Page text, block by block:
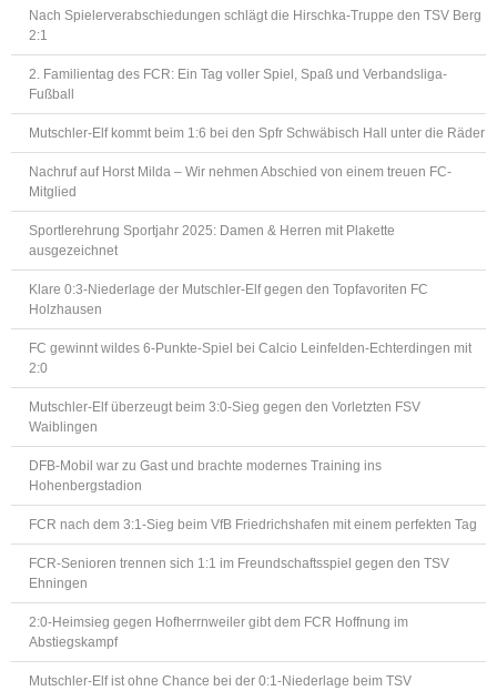
Nach Spielerverabschiedungen schlägt die Hirschka-Truppe den TSV Berg
2:1
2. Familientag des FCR: Ein Tag voller Spiel, Spaß und Verbandsliga-
Fußball
Mutschler-Elf kommt beim 1:6 bei den Spfr Schwäbisch Hall unter die Räder
Nachruf auf Horst Milda – Wir nehmen Abschied von einem treuen FC-
Mitglied
Sportlerehrung Sportjahr 2025: Damen & Herren mit Plakette
ausgezeichnet
Klare 0:3-Niederlage der Mutschler-Elf gegen den Topfavoriten FC
Holzhausen
FC gewinnt wildes 6-Punkte-Spiel bei Calcio Leinfelden-Echterdingen mit
2:0
Mutschler-Elf überzeugt beim 3:0-Sieg gegen den Vorletzten FSV
Waiblingen
DFB-Mobil war zu Gast und brachte modernes Training ins
Hohenbergstadion
FCR nach dem 3:1-Sieg beim VfB Friedrichshafen mit einem perfekten Tag
FCR-Senioren trennen sich 1:1 im Freundschaftsspiel gegen den TSV
Ehningen
2:0-Heimsieg gegen Hofherrnweiler gibt dem FCR Hoffnung im
Abstiegskampf
Mutschler-Elf ist ohne Chance bei der 0:1-Niederlage beim TSV